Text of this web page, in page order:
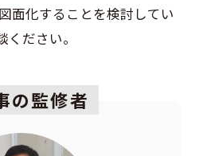
面化することを検討してい
ださい。
の監修者